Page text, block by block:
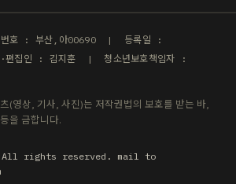
호 : 부산,아00690 | 등록일 :
집인 : 김지훈 | 청소년보호책임자 :
츠(영상, 기사, 사진)는 저작권법의 보호를 받는 바,
을 금합니다.
All rights reserved. mail to